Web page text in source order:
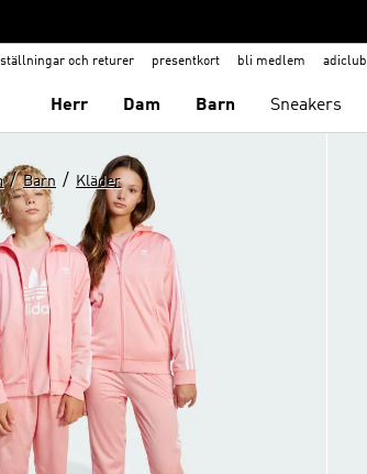
och returer presentkort bli medlem adiclub
Herr Dam Barn Sneakers
/ Barn / Kläder